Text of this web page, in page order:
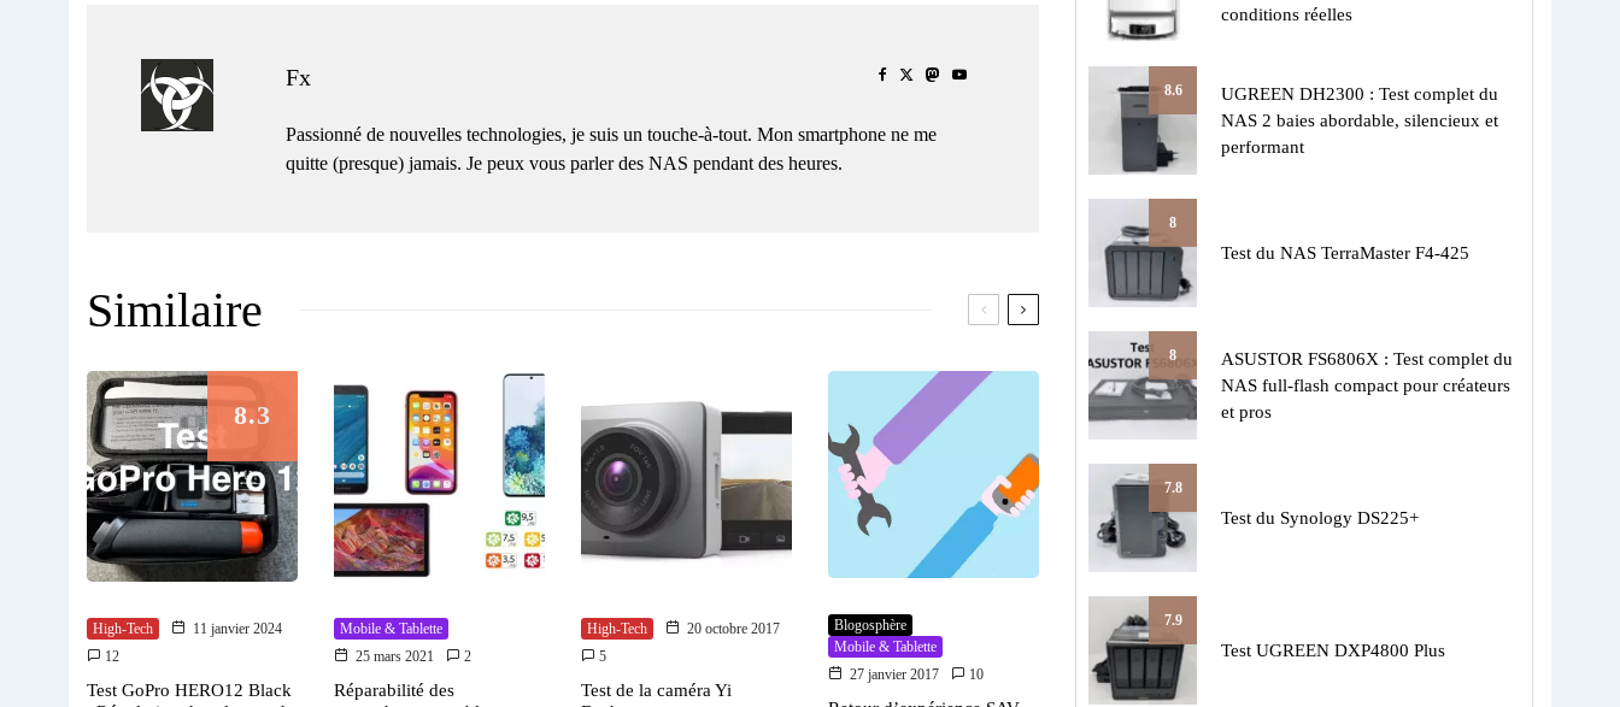
Fx
Passionné de nouvelles technologies, je suis un touche-à-tout. Mon smartphone ne me
quitte (presque) jamais. Je peux vous parler des NAS pendant des heures.
Similaire
8.3
High-Tech
11 janvier 2024
12
Test GoPro HERO12 Black
Mobile & Tablette
25 mars 2021
2
Réparabilité des
High-Tech
20 octobre 2017
5
Test de la caméra Yi
Blogosphère
Mobile & Tablette
27 janvier 2017
10
conditions réelles
8.6
UGREEN DH2300 : Test complet du
NAS 2 baies abordable, silencieux et
performant
8
Test du NAS TerraMaster F4-425
8
ASUSTOR FS6806X : Test complet du
NAS full-flash compact pour créateurs
et pros
7.8
Test du Synology DS225+
7.9
Test UGREEN DXP4800 Plus